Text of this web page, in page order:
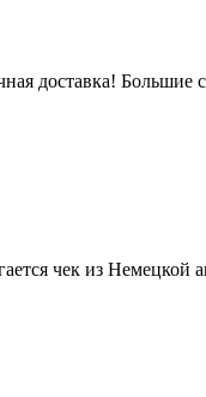
доставка!
чек из Немецкой